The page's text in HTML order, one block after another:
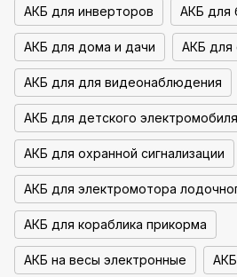
АКБ для инверторов АКБ для
АКБ для дома и дачи АКБ для
АКБ для для видеонаблюдения
АКБ для детского электромобиля
АКБ для охранной сигнализации
АКБ для электромотора
АКБ для кораблика прикорма
АКБ на весы электронные